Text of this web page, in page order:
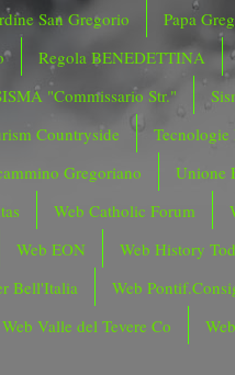
San Gregorio
Papa
Regola BENEDETTINA
"Commissario Str."
Countryside
Tecnologie
Gregoriano
Unione
Web Catholic Forum
Web EON
Web History
Bell'Italia
Web
Web Valle del Tevere Co